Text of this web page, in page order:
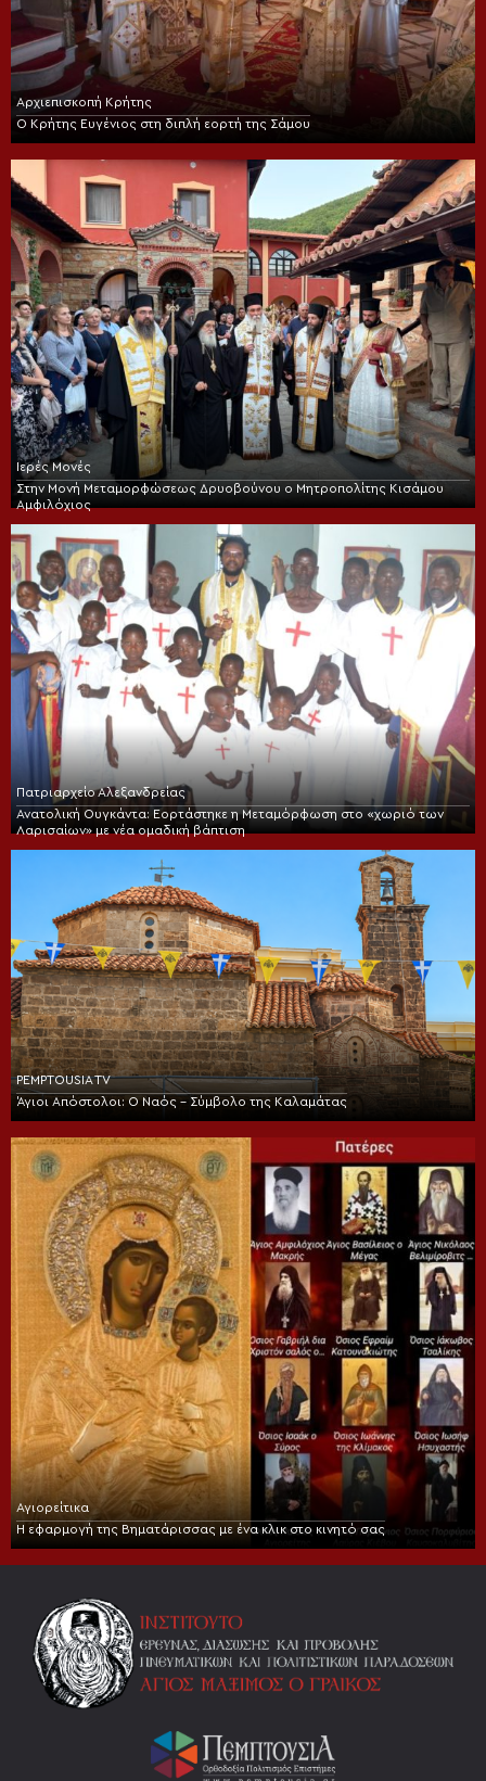
Αρχιεπισκοπή Κρήτης
Ο Κρήτης Ευγένιος στη διπλή εορτή της Σάμου
Ιερές Μονές
Στην Μονή Μεταμορφώσεως Δρυοβούνου ο Μητροπολίτης Κισάμου
Αμφιλόχιος
Πατριαρχείο Αλεξανδρείας
Ανατολική Ουγκάντα: Εορτάστηκε η Μεταμόρφωση στο «χωριό των
Λαρισαίων» με νέα ομαδική βάπτιση
PEMPTOUSIA TV
Άγιοι Απόστολοι: Ο Ναός – Σύμβολο της Καλαμάτας
Αγιορείτικα
Η εφαρμογή της Βηματάρισσας με ένα κλικ στο κινητό σας